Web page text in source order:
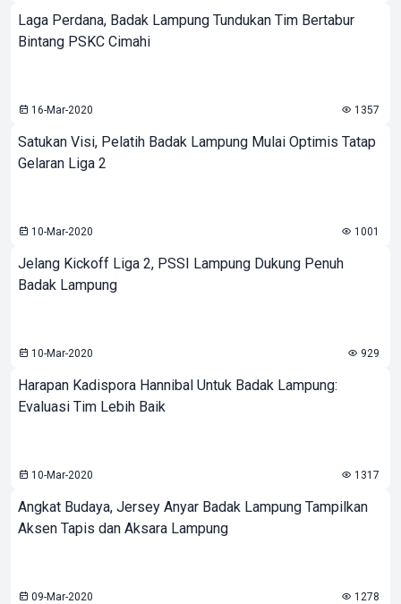
Laga Perdana, Badak Lampung Tundukan Tim Bertabur
Bintang PSKC Cimahi
16-Mar-2020 1357
Satukan Visi, Pelatih Badak Lampung Mulai Optimis Tatap
Gelaran Liga 2
10-Mar-2020 1001
Jelang Kickoff Liga 2, PSSI Lampung Dukung Penuh
Badak Lampung
10-Mar-2020 929
Harapan Kadispora Hannibal Untuk Badak Lampung:
Evaluasi Tim Lebih Baik
10-Mar-2020 1317
Angkat Budaya, Jersey Anyar Badak Lampung Tampilkan
Aksen Tapis dan Aksara Lampung
09-Mar-2020 1278